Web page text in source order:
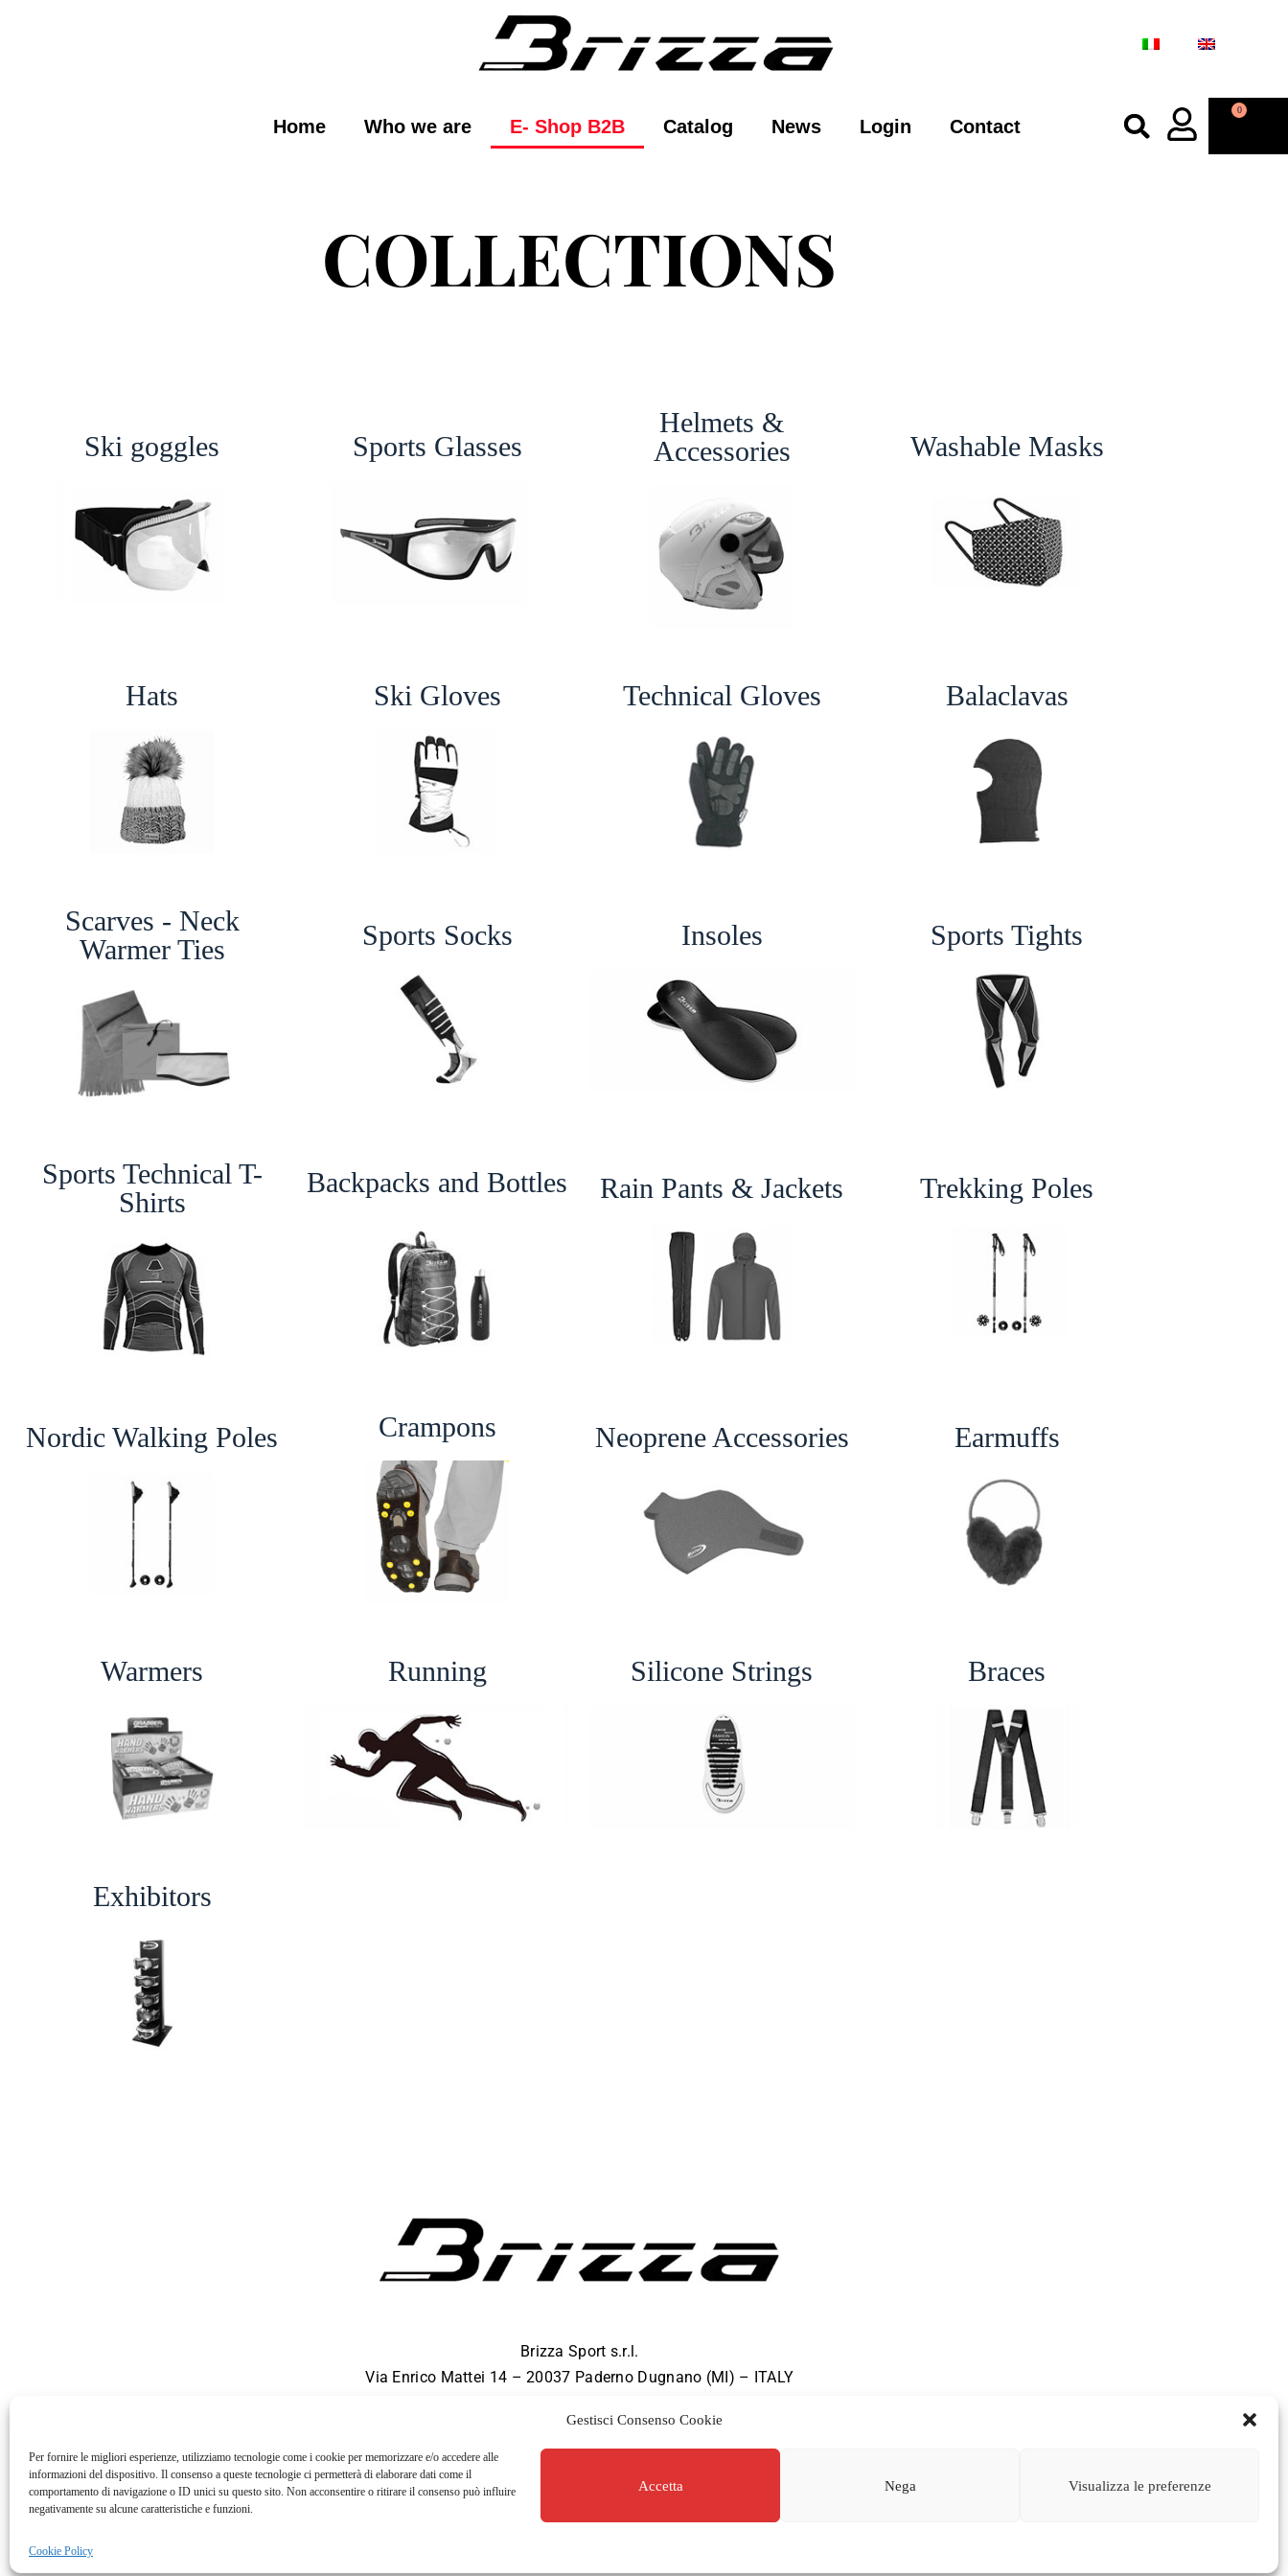
Gestisci Consenso Cookie
Per fornire le migliori esperienze, utilizziamo tecnologie come i cookie per memorizzare e/o accedere alle
informazioni del dispositivo. Il consenso a queste tecnologie ci permetterà di elaborare dati come il
comportamento di navigazione o ID unici su questo sito. Non acconsentire o ritirare il consenso può influire
negativamente su alcune caratteristiche e funzioni.
Accetta Nega Visualizza le preferenze
Cookie Policy
Home Who we are E- Shop B2B Catalog News Login Contact
0
COLLECTIONS
Ski goggles Sports Glasses
Helmets &
Accessories
Washable Masks
Hats Ski Gloves Technical Gloves Balaclavas
Scarves - Neck
Warmer Ties
Sports Socks Insoles Sports Tights
Sports Technical T-
Shirts
Backpacks and Bottles Rain Pants & Jackets Trekking Poles
Nordic Walking Poles Crampons Neoprene Accessories Earmuffs
Warmers Running Silicone Strings Braces
Exhibitors
Brizza Sport s.r.l.
Via Enrico Mattei 14 – 20037 Paderno Dugnano (MI) – ITALY
All rights reserved to#Brizza2022.
Privacy policy